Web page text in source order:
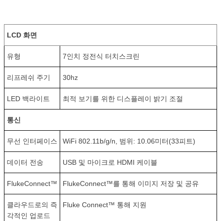
LCD 화면
유형 7인치 정전식 터치스크린
리프레쉬 주기 30hz
LED 백라이트 최적 보기를 위한 디스플레이 밝기 조절
통신
무선 인터페이스 WiFi 802.11b/g/n, 범위: 10.06미터(33피트)
데이터 전송 USB 및 마이크로 HDMI 케이블
FlukeConnect™ FlukeConnect™를 통해 이미지 저장 및 공유
클라우드로의 즉
각적인 업로드
Fluke Connect™ 통해 지원